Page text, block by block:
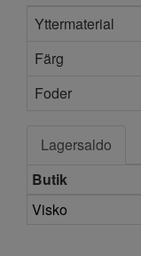
Yttermaterial
Färg
Foder
Lagersaldo
Butik
Visko